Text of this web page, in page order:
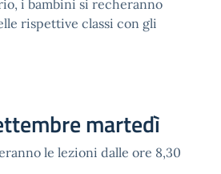
i bambini si recheranno
rispettive classi con gli
martedì
le lezioni dalle ore 8,30